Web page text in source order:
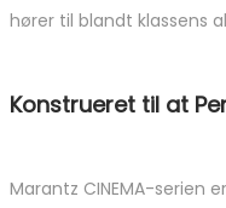
hører til blandt klassens
Konstrueret til at
Marantz CINEMA-serien